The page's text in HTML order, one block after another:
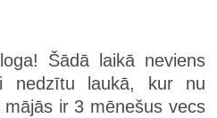
Šādā laikā neviens
nedzītu laukā, kur nu
ir 3 mēnešus vecs